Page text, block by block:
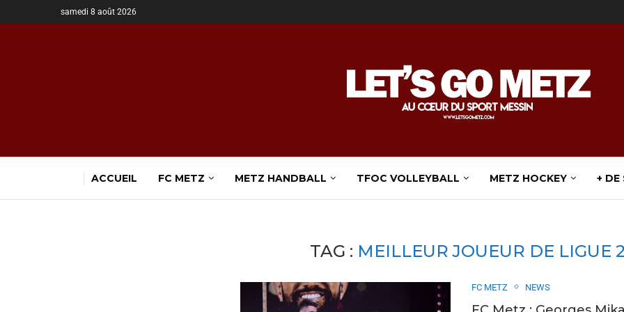
samedi 8 août 2026
ACCUEIL FC METZ METZ HANDBALL TFOC VOLLEYBALL METZ HOCKEY + DE
TAG : MEILLEUR JOUEUR DE LIGUE
FC METZ NEWS